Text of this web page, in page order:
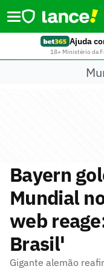
Ajuda
18+ Ministério da
Bayern
Mundial
web
Brasil'
Gigante alemão